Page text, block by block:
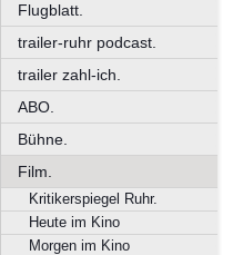
Flugblatt.
trailer-ruhr podcast.
trailer zahl-ich.
ABO.
Bühne.
Film.
Kritikerspiegel Ruhr.
Heute im Kino
Morgen im Kino